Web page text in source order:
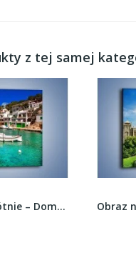
z tej samej
Obraz na płótnie – Domki nad wodą na Majorce –...